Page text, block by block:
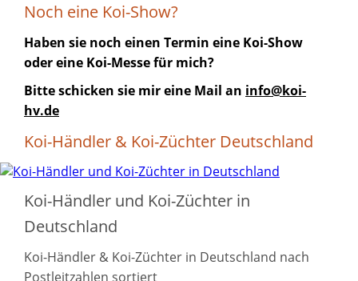
Noch eine Koi-Show?
Haben sie noch einen Termin eine Koi-Show
oder eine Koi-Messe für mich?
Bitte schicken sie mir eine Mail an info@koi-
hv.de
Koi-Händler & Koi-Züchter Deutschland
Koi-Händler und Koi-Züchter in
Deutschland
Koi-Händler & Koi-Züchter in Deutschland nach
Postleitzahlen sortiert